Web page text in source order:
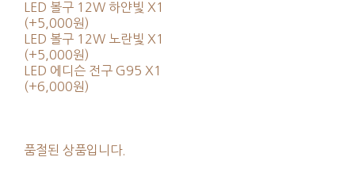
LED 볼구 12W 하얀빛 X1
(+5,000원)
LED 볼구 12W 노란빛 X1
(+5,000원)
LED 에디슨 전구 G95 X1
(+6,000원)
품절된 상품입니다.